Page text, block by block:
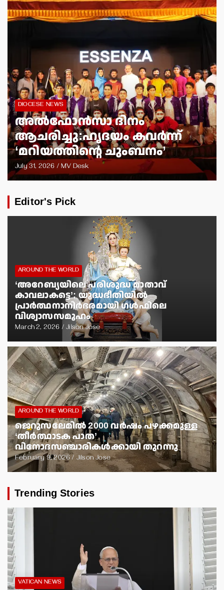
DIOCESE NEWS
അല്‍ഫോന്‍സാ ദിനം
ആചരിച്ചു:ഹൃദയം കവര്‍ന്ന്
‘മറിയത്തിന്റെ ചുംബനം’
July 31, 2026 MV Desk
Editor's Pick
AROUND THE WORLD
‘അറേബ്യയിലെ പരിശുദ്ധ മാതാവ്
കാവലാകട്ടെ’; യുദ്ധഭീതിയില്‍
പ്രാര്‍ത്ഥനാനിര്‍ഭരമായി ഗള്‍ഫിലെ
വിശ്വാസസമൂഹം
March 2, 2026 Jilson Jose
AROUND THE WORLD
ജെറുസലേമില്‍ 2000 വര്‍ഷം പഴക്കമുള്ള
‘തീര്‍ത്ഥാടക പാത’
വിനോദസഞ്ചാരികള്‍ക്കായി തുറന്നു
February 9, 2026 Jilson Jose
Trending Stories
VATICAN NEWS